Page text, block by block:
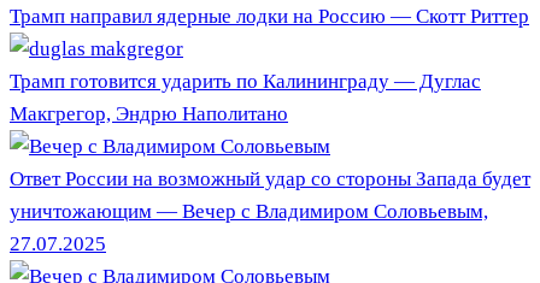
Трамп направил ядерные лодки на Россию — Скотт Риттер
Трамп готовится ударить по Калининграду — Дуглас
Макгрегор, Эндрю Наполитано
Ответ России на возможный удар со стороны Запада будет
уничтожающим — Вечер с Владимиром Соловьевым,
27.07.2025